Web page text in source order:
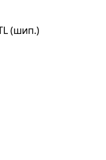
(шип.)